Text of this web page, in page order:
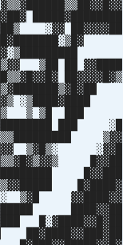
█████▓████████
░▓▓ ██▓▓▓▓██
▒██ ██ ▓▓████
██▓▓▓▓█▓▒
░▒████▓████
▒██▓▒ ▒ ▒█ ███
███ ░█
▒▓▓
▒▓█▒░ ░▓▓█
█▓▓██
█▓▓███
█▓████▓
░ ▒▓█ ▓▓████▓▓
████▓▓██
█░▓████▓▓█▓██
██▓████▓▓███▓██